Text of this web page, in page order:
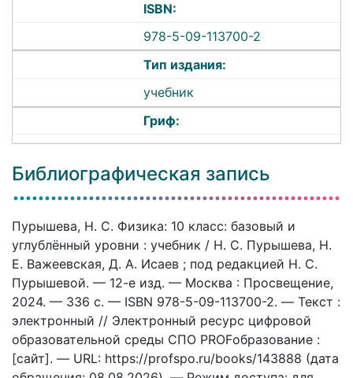
ISBN:
978-5-09-113700-2
Тип издания:
учебник
Гриф:
Библиографическая запись
Пурышева, Н. С. Физика: 10 класс: базовый и
углублённый уровни : учебник / Н. С. Пурышева, Н.
Е. Важеевская, Д. А. Исаев ; под редакцией Н. С.
Пурышевой. — 12-е изд. — Москва : Просвещение,
2024. — 336 c. — ISBN 978-5-09-113700-2. — Текст :
электронный // Электронный ресурс цифровой
образовательной среды СПО PROFобразование :
[сайт]. — URL: https://profspo.ru/books/143888 (дата